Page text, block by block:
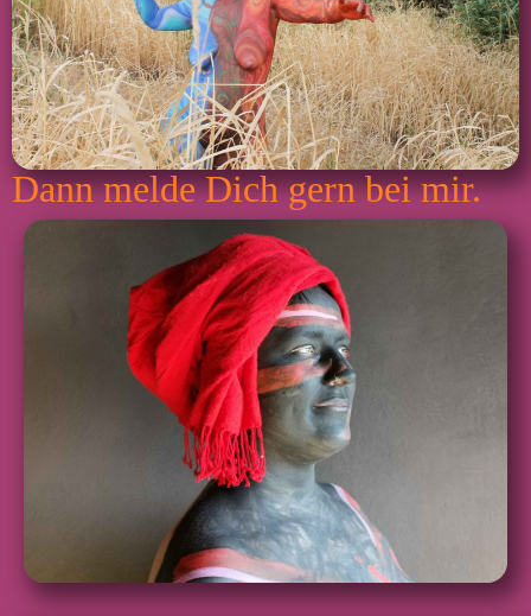
Dann melde Dich gern bei mir.